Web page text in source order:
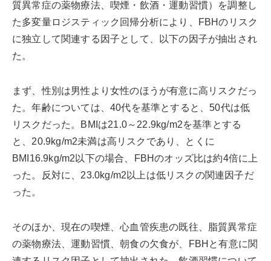
質異常症の薬物療法、喫煙・飲酒・運動習慣）を調整し
た多変量ロジスティック回帰分析により、FBHのリスク
に独立して関連する因子として、以下の因子が抽出され
た。
まず、性別は男性より女性のほうが有意に高リスクだっ
た。年齢については、40代を基準とすると、50代は低
リスクだった。BMIは21.0～22.9kg/m2を基準とする
と、20.9kg/m2未満は高リスクであり、とくに
BMI16.9kg/m2以下の場合、FBHのオッズ比は約4倍に上
った。反対に、23.0kg/m2以上は低リスクの関連因子だ
った。
そのほか、現在の喫煙、心血管疾患の既往、脂質異常症
の薬物療法、運動習慣、朝食の欠食が、FBHと有意に関